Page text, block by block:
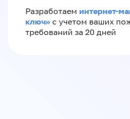
Разработаем интернет-
ключ»‎ с учетом ваших
требований за 20 дней